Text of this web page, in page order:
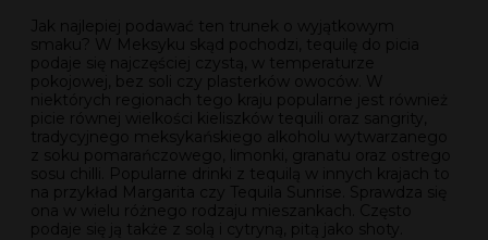
Jak najlepiej podawać ten trunek o wyjątkowym
smaku? W Meksyku skąd pochodzi, tequilę do picia
podaje się najczęściej czystą, w temperaturze
pokojowej, bez soli czy plasterków owoców. W
niektórych regionach tego kraju popularne jest również
picie równej wielkości kieliszków tequili oraz sangrity,
tradycyjnego meksykańskiego alkoholu wytwarzanego
z soku pomarańczowego, limonki, granatu oraz ostrego
sosu chilli. Popularne drinki z tequilą w innych krajach to
na przykład Margarita czy Tequila Sunrise. Sprawdza się
ona w wielu różnego rodzaju mieszankach. Często
podaje się ją także z solą i cytryną, pitą jako shoty.